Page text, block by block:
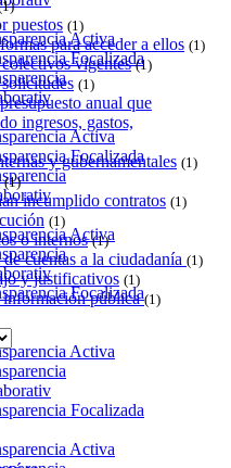
Activa
Focalizada
Activa
Focalizada
Activa
Focalizada
Activa
Focalizada
Activa
puestos (1)
para acceder a ellos (1)
vigentes (1)
(1)
anual que
ingresos, gastos,
y gubernamentales (1)
(1)
incumplido contratos (1)
(1)
o internos (1)
cuentas a la ciudadanía (1)
y justificativos (1)
información pública(1)